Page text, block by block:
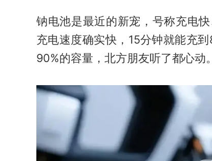
钠电池是最近的新宠，号称充电
充电速度确实快，15分钟就能充
90%的容量，北方朋友听了都心动。